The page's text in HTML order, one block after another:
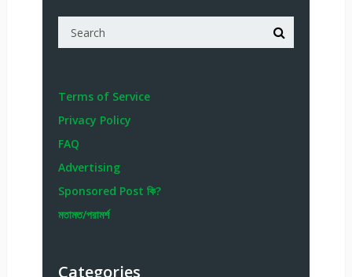
Terms of Service
Privacy Policy
FAQ
Advertising
Sponsored Post কি?
মতামত/পরামর্শ
Categories